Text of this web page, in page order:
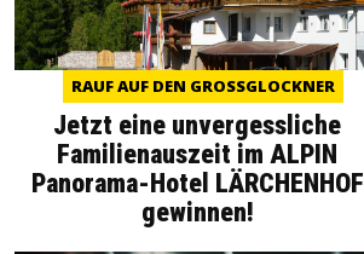
RAUF AUF DEN GROSSGLOCKNER
Jetzt eine unvergessliche
Familienauszeit im ALPIN
Panorama-Hotel LÄRCHENHOF
gewinnen!